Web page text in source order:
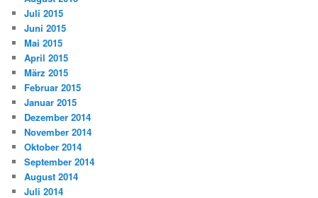
Juli 2015
Juni 2015
Mai 2015
April 2015
März 2015
Februar 2015
Januar 2015
Dezember 2014
November 2014
Oktober 2014
September 2014
August 2014
Juli 2014